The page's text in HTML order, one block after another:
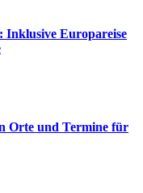
Inklusive Europareise
Orte und Termine für